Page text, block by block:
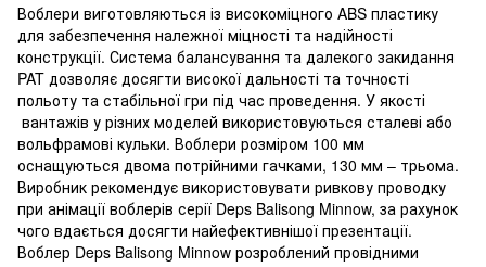
Воблери виготовляються із високоміцного ABS пластику
для забезпечення належної міцності та надійності
конструкції. Система балансування та далекого закидання
PAT дозволяє досягти високої дальності та точності
польоту та стабільної гри під час проведення. У якості
вантажів у різних моделей використовуються сталеві або
вольфрамові кульки. Воблери розміром 100 мм
оснащуються двома потрійними гачками, 130 мм – трьома.
Виробник рекомендує використовувати ривкову проводку
при анімації воблерів серії Deps Balisong Minnow, за рахунок
чого вдається досягти найефективнішої презентації.
Воблер Deps Balisong Minnow розроблений провідними